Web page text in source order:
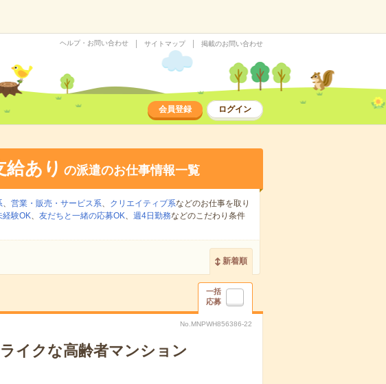
ヘルプ・お問い合わせ サイトマップ 掲載のお問い合わせ
会員登録 ログイン
給あり の派遣のお仕事情報一覧
、 営業・販売・サービス系、 クリエイティブ系などのお仕事を取り
経験OK、 友だちと一緒の応募OK、 週4日勤務などのこだわり条件
新着順
一括
応募
No.MNPWH856386-22
イクな高齢者マンション